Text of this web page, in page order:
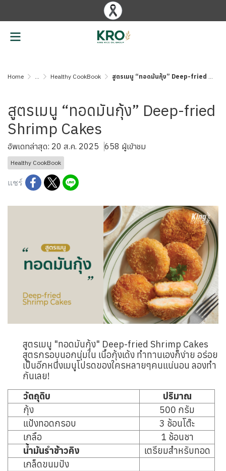
Home ... Healthy CookBook สูตรเมนู “ทอดมันกุ้ง” Deep-fried Shrimp Cakes
สูตรเมนู “ทอดมันกุ้ง” Deep-fried
Shrimp Cakes
อัพเดทล่าสุด: 20 ส.ค. 2025 658 ผู้เข้าชม
Healthy CookBook
แชร์
สูตรเมนู "ทอดมันกุ้ง" Deep-fried Shrimp Cakes
สูตรกรอบนอกนุ่มใน เนื้อกุ้งเด้ง ทำทานเองก็ง่าย อร่อย
เป็นอีกหนึ่งเมนูโปรดของใครหลายๆคนแน่นอน ลองทำ
กันเลย!
วัตถุดิบ
ปริมาณ
กุ้ง
500 กรัม
แป้งทอดกรอบ
3 ช้อนโต๊ะ
เกลือ
1 ช้อนชา
น้ำมันรำข้าวคิง
เตรียมสำหรับทอด
เกล็ดขนมปัง